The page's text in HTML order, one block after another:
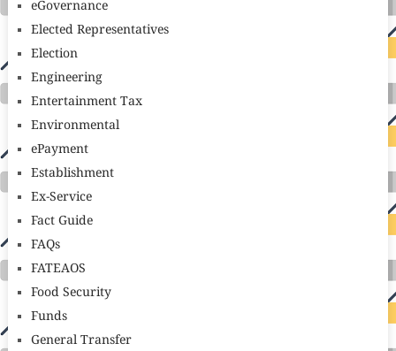
eGovernance
Elected Representatives
Election
Engineering
Entertainment Tax
Environmental
ePayment
Establishment
Ex-Service
Fact Guide
FAQs
FATEAOS
Food Security
Funds
General Transfer